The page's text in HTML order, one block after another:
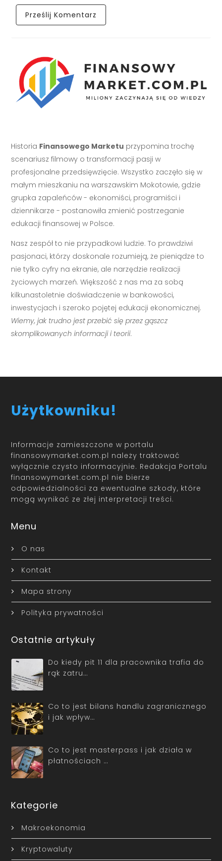
Historia Finansowego Marketu przypomina trochę
scenariusz filmowy o transformacji pasji w
profesjonalne przedsięwzięcie. Wszystko zaczęło się w
małym mieszkaniu na warszawskim Mokotowie, gdzie
grupka zapaleńców - ekonomiści, programiści i
dziennikarze - postanowiła zmienić postrzeganie
edukacji finansowej w Polsce.
Nasz zespół to nie przypadkowi ludzie. To prawdziwi
pasjonaci, którzy doskonale rozumieją, że pieniądze to
nie tylko cyfry na ekranie, ale narzędzie realizacji
życiowych marzeń. Większość z nas ma za sobą
kilkunastoletnie doświadczenie w bankowości,
inwestycjach i szeroko pojętej edukacji ekonomicznej.
Wiemy, jak trudno jest przebić się przez gąszcz
skomplikowanych informacji i teorii.
Użytkowniku!
Informacje zamieszczone w portalu
finansowymarket.com.pl należy traktować
wyłącznie czysto informacyjnie. Redakcja Portalu
finansowymarket.com.pl nie bierze
odpowiedzialności za ewentualne szkody, które
mogą wynikać ze złej interpretacji treści.
Menu
O nas
Kontakt
Mapa strony
Polityka prywatności
Ostatnie artykuły
Do kiedy pit 11 dla pracownika trafia do
rąk zatru…
Co to jest bilans handlu zagranicznego
i jak wpływ…
Co to jest masterpass i jak działa w
płatnościach …
Kategorie
Makroekonomia
Kryptowaluty